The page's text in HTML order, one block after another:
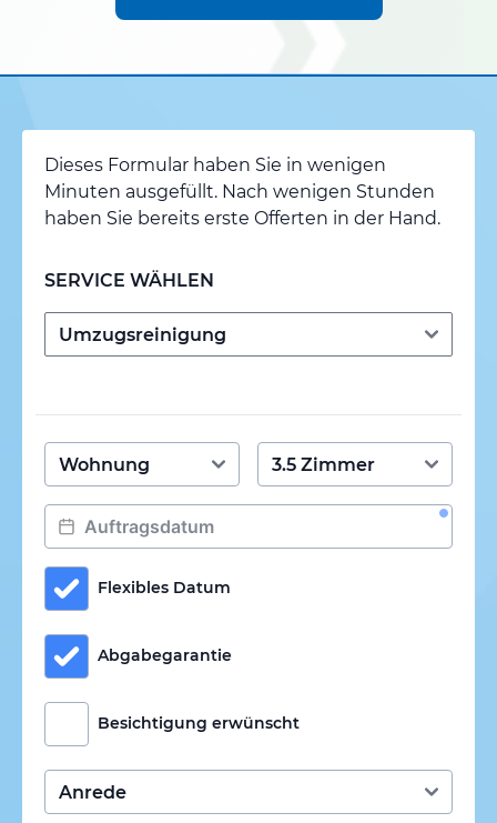
Dieses Formular haben Sie in wenigen
Minuten ausgefüllt. Nach wenigen Stunden
haben Sie bereits erste Offerten in der Hand.
SERVICE WÄHLEN
Flexibles Datum
Abgabegarantie
Besichtigung erwünscht